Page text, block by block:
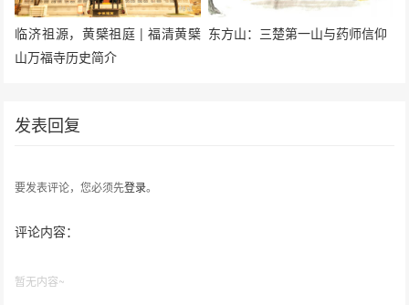
临济祖源，黄檗祖庭 | 福清黄檗
山万福寺历史简介
东方山：三楚第一山与药师信仰
发表回复
要发表评论，您必须先登录。
评论内容：
暂无内容~